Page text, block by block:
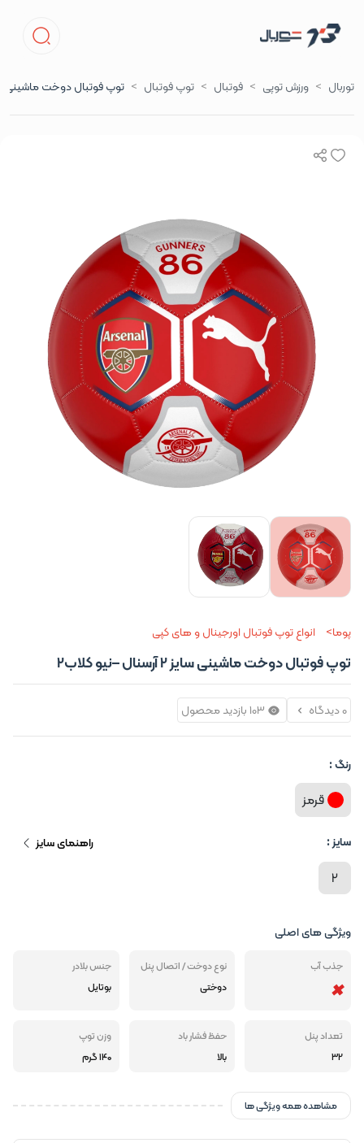
توربال ورزش توپی فوتبال توپ فوتبال توپ فوتبال دوخت ماشینی سایز 2 آرسنال
پوما انواع توپ فوتبال اورجینال و های کپی
توپ فوتبال دوخت ماشینی سایز 2 آرسنال –نیو کلاب2
0 دیدگاه 103 بازدید محصول
رنگ :
قرمز
سایز : راهنمای سایز
2
ویژگی های اصلی
جذب آب
نوع دوخت / اتصال پنل
دوختی
جنس بلادر
بوتایل
تعداد پنل
32
حفظ فشار باد
بالا
وزن توپ
140 گرم
مشاهده همه ویژگی ها